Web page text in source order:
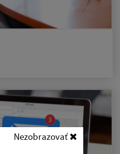
Nezobrazovať